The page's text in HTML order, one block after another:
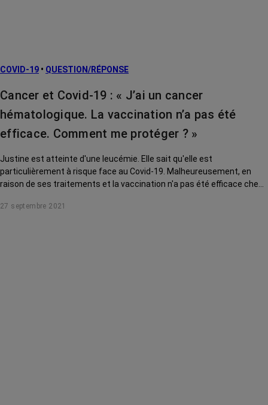
COVID-19 • QUESTION/RÉPONSE
Cancer et Covid-19 : « J’ai un cancer
hématologique. La vaccination n’a pas été
efficace. Comment me protéger ? »
Justine est atteinte d'une leucémie. Elle sait qu'elle est
particulièrement à risque face au Covid-19. Malheureusement, en
raison de ses traitements et la vaccination n'a pas été efficace chez
clinique Saint Jean de Cagnes-sur-Mer, la conseille.
27 septembre 2021